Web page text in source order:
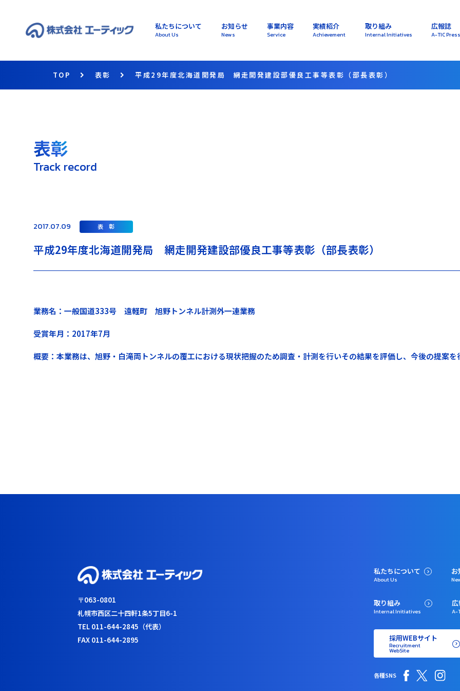
私たちについて
About Us
お知らせ
News
事業内容
Service
実績紹介
Achievement
取り組み
Internal Initiatives
広報誌
A-TIC Press
TOP 表彰 平成29年度北海道開発局 網走開発建設部優良工事等表彰（部長表彰）
表彰
Track record
2017.07.09 表 彰
平成29年度北海道開発局 網走開発建設部優良工事等表彰（部長表彰）
業務名：一般国道333号 遠軽町 旭野トンネル計測外一連業務
受賞年月：2017年7月
概要：本業務は、旭野・白滝両トンネルの覆工における現状把握のため調査・計測を行いその結果を評価し、今後の提案を
私たちについて
About Us
お
取り組み
Internal Initiatives A-
採用WEBサイト
Recruitment
WebSite
各種SNS
〒063-0801
札幌市西区二十四軒1条5丁目6-1
TEL 011-644-2845（代表）
FAX 011-644-2895